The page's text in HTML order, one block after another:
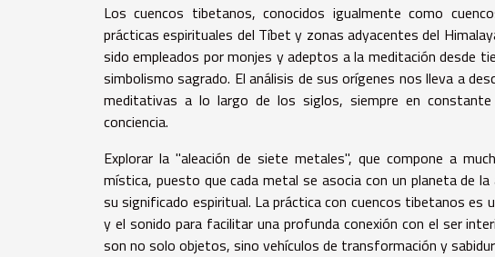
Los cuencos tibetanos, conocidos igualmente como
prácticas espirituales del Tíbet y zonas adyacentes del
sido empleados por monjes y adeptos a la meditación desde
simbolismo sagrado. El análisis de sus orígenes nos lleva a
meditativas a lo largo de los siglos, siempre en
conciencia.
Explorar la "aleación de siete metales", que compone a
mística, puesto que cada metal se asocia con un planeta de
su significado espiritual. La práctica con cuencos tibetanos
y el sonido para facilitar una profunda conexión con el ser
son no solo objetos, sino vehículos de transformación y